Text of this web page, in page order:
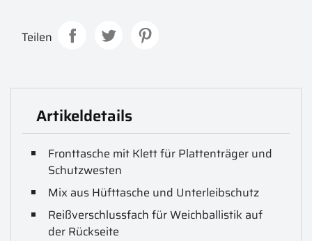
Teilen
Artikeldetails
Fronttasche mit Klett für Plattenträger und
Schutzwesten
Mix aus Hüfttasche und Unterleibschutz
Reißverschlussfach für Weichballistik auf
der Rückseite